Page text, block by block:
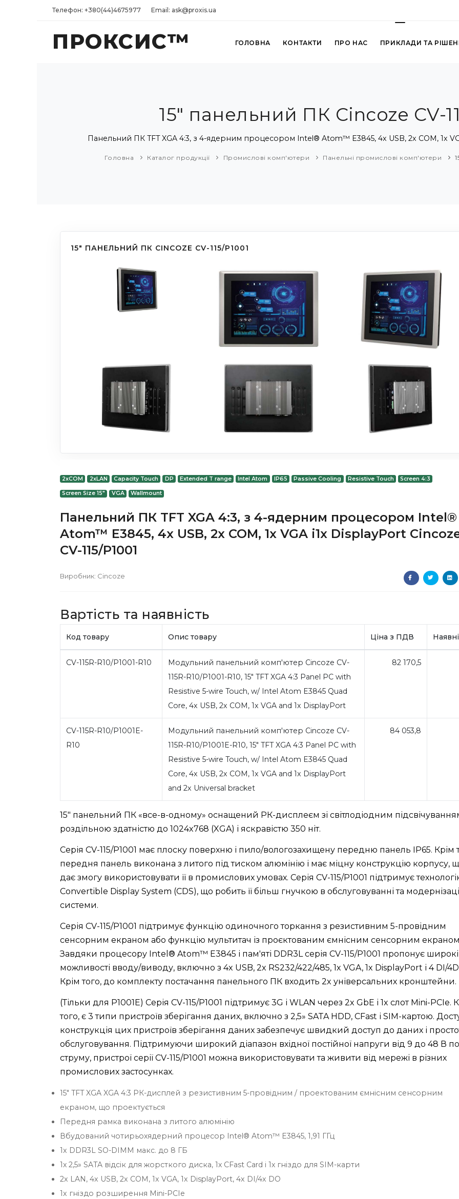
Телефон: +380(44)4675977 Email: ask@proxis.ua
ПРОКСИС™ ГОЛОВНА КОНТАКТИ ПРО НАС ПРИКЛАДИ ТА
15" панельний ПК Cincoze CV-
Панельний ПК TFT XGA 4:3, з 4-ядерним процесором Intel® Atom™ E3845, 4x USB, 2x COM, 1x
Головна Каталог продукції Промислові комп'ютери Панельні промислові комп'ютери
15" ПАНЕЛЬНИЙ ПК CINCOZE CV-115/P1001
2xCOM 2xLAN Capacity Touch DP Extended T range Intel Atom IP65 Passive Cooling Resistive Touch Screen 4:3
Screen Size 15" VGA Wallmount
Панельний ПК TFT XGA 4:3, з 4-ядерним процесором Intel®
Atom™ E3845, 4x USB, 2x COM, 1x VGA і1x DisplayPort
CV-115/P1001
Виробник: Cincoze
Вартість та наявність
Код товару Опис товару Ціна з ПДВ
CV-115R-R10/P1001-R10
Модульний панельний комп'ютер Cincoze CV-
115R-R10/P1001-R10, 15" TFT XGA 4:3 Panel PC with
Resistive 5-wire Touch, w/ Intel Atom E3845 Quad
Core, 4x USB, 2x COM, 1x VGA and 1x DisplayPort
82 170,5
CV-115R-R10/P1001E-
R10
Модульний панельний комп'ютер Cincoze CV-
115R-R10/P1001E-R10, 15" TFT XGA 4:3 Panel PC with
Resistive 5-wire Touch, w/ Intel Atom E3845 Quad
Core, 4x USB, 2x COM, 1x VGA and 1x DisplayPort
and 2x Universal bracket
84 053,8
15" панельний ПК «все-в-одному» оснащений РК-дисплеєм зі світлодіодним
роздільною здатністю до 1024x768 (XGA) і яскравістю 350 ніт.
Серія CV-115/P1001 має плоску поверхню і пило/вологозахищену передню панель IP65. Крім
передня панель виконана з литого під тиском алюмінію і має міцну конструкцію корпусу,
дає змогу використовувати її в промислових умовах. Серія CV-115/P1001 підтримує
Convertible Display System (CDS), що робить її більш гнучкою в обслуговуванні та
системи.
Серія CV-115/P1001 підтримує функцію одиночного торкання з резистивним 5-провідним
сенсорним екраном або функцію мультитач із проєктованим ємнісним сенсорним
Завдяки процесору Intel® Atom™ E3845 і пам'яті DDR3L серія CV-115/P1001 пропонує широкі
можливості вводу/виводу, включно з 4x USB, 2x RS232/422/485, 1x VGA, 1x DisplayPort і 4 DI/
Крім того, до комплекту постачання панельного ПК входить 2x універсальних кронштейни.
(Тільки для P1001E) Серія CV-115/P1001 підтримує 3G і WLAN через 2x GbE і 1x слот Mini-PCIe.
того, є 3 типи пристроїв зберігання даних, включно з 2,5» SATA HDD, CFast і SIM-картою.
конструкція цих пристроїв зберігання даних забезпечує швидкий доступ до даних і
обслуговування. Підтримуючи широкий діапазон вхідної постійної напруги від 9 до 48 В
струму, пристрої серії CV-115/P1001 можна використовувати та живити від мережі в різних
промислових застосунках.
15" TFT XGA XGA 4:3 РК-дисплей з резистивним 5-провідним / проектованим ємнісним сенсорним
екраном, що проектується
Передня рамка виконана з литого алюмінію
Вбудований чотирьохядерний процесор Intel® Atom™ E3845, 1,91 ГГц
1x DDR3L SO-DIMM макс. до 8 ГБ
1х 2,5» SATA відсік для жорсткого диска, 1х CFast Card і 1х гніздо для SIM-карти
2x LAN, 4x USB, 2x COM, 1x VGA, 1x DisplayPort, 4x DI/4x DO
1x гніздо розширення Mini-PCIe